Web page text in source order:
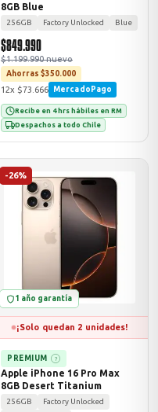
8GB Blue
256GB Factory Unlocked Blue
$849.990
$1.199.990 nuevo
Ahorras $350.000
12x $73.666 MercadoPago
Recibe en 4 hrs hábiles en RM
Despachos a todo Chile
-26%
1 año garantía
¡Solo quedan 2 unidades!
PREMIUM ?
Apple iPhone 16 Pro Max
8GB Desert Titanium
256GB
Factory Unlocked